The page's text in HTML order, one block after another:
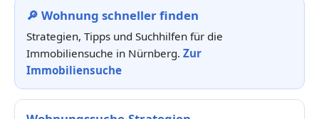
🔎 Wohnung schneller finden
Strategien, Tipps und Suchhilfen für die
Immobiliensuche in Nürnberg. Zur
Immobiliensuche